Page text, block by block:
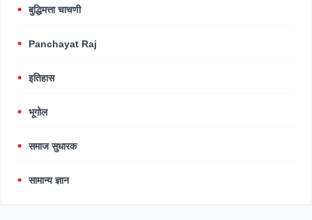
बुद्धिमत्ता चाचणी
Panchayat Raj
इतिहास
भूगोल
समाज सुधारक
सामान्य ज्ञान